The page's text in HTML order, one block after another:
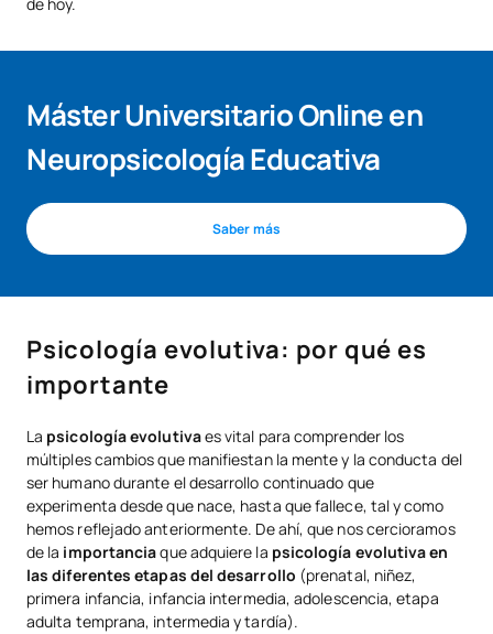
Máster Universitario Online en
Neuropsicología Educativa
Saber más
Psicología evolutiva: por qué es
importante
La psicología evolutivaes vital para comprender los
múltiples cambios que manifiestan la mente y la conducta del
ser humano durante el desarrollo continuado que
experimenta desde que nace, hasta que fallece, tal y como
hemos reflejado anteriormente. De ahí, que nos cercioramos
de la importanciaque adquiere la psicología evolutiva en
las diferentes etapas del desarrollo (prenatal, niñez,
primera infancia, infancia intermedia, adolescencia, etapa
adulta temprana, intermedia y tardía).